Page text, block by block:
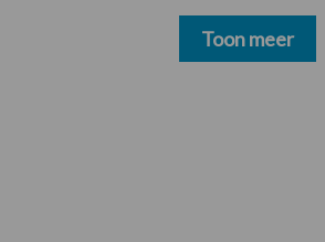
Toon meer